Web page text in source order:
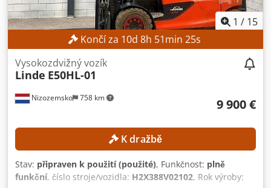
1 / 15
Končí za 10d 8h 51min 22s
Nizozemsko 758 km
Vysokozdvižný vozík
Linde E50HL-01
9 900 €
K dražbě
Stav: připraven k použití (použité), Funkčnost: plně
funkční, číslo stroje/vozidla: H2X388V02102, Rok výroby: